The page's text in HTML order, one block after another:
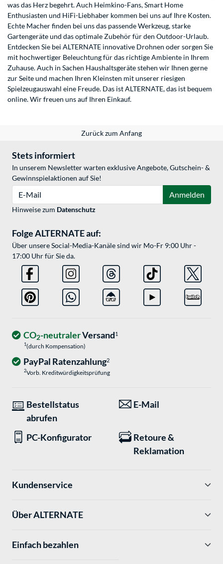
was das Herz begehrt. Auch Heimkino-Fans, Smart Home
Enthusiasten und HiFi-Liebhaber kommen bei uns auf Ihre Kosten.
Echte Macher finden bei uns das passende Werkzeug, starke
Gartengeräte und das optimale Zubehör für den Outdoor-Urlaub.
Entdecken Sie bei ALTERNATE innovative Drohnen oder sorgen Sie
mit hochwertiger Beleuchtung für das richtige Ambiente in Ihrem
Zuhause. Auch in Sachen Haushaltsgeräte stehen wir Ihnen gerne
zur Seite und machen Ihren Kleinsten mit unserer riesigen
Spielzeugauswahl eine Freude. Das ist ALTERNATE, das ist bequem
online. Wir freuen uns auf Ihren Einkauf.
Zurück zum Anfang
Stets informiert
In unserem Newsletter warten exklusive Angebote, Gutschein- &
Gewinnspielaktionen auf Sie!
Anmelden
Hinweise zum Datenschutz
Folge ALTERNATE auf:
Über unsere Social-Media-Kanäle sind wir Mo-Fr 9:00 Uhr -
17:00 Uhr für Sie da.
CO2-neutralerVersand1
1(durch Kompensation)
PayPal Ratenzahlung2
2Vorb. Kreditwürdigkeitsprüfung
Bestellstatus
abrufen
E-Mail
PC-Konfigurator
Retoure &
Reklamation
Kundenservice
Über ALTERNATE
Einfach bezahlen